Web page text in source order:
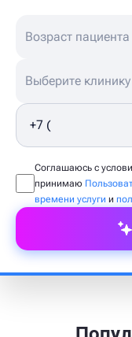
Выберите клинику
Соглашаюсь с
принимаю
времени услуги и